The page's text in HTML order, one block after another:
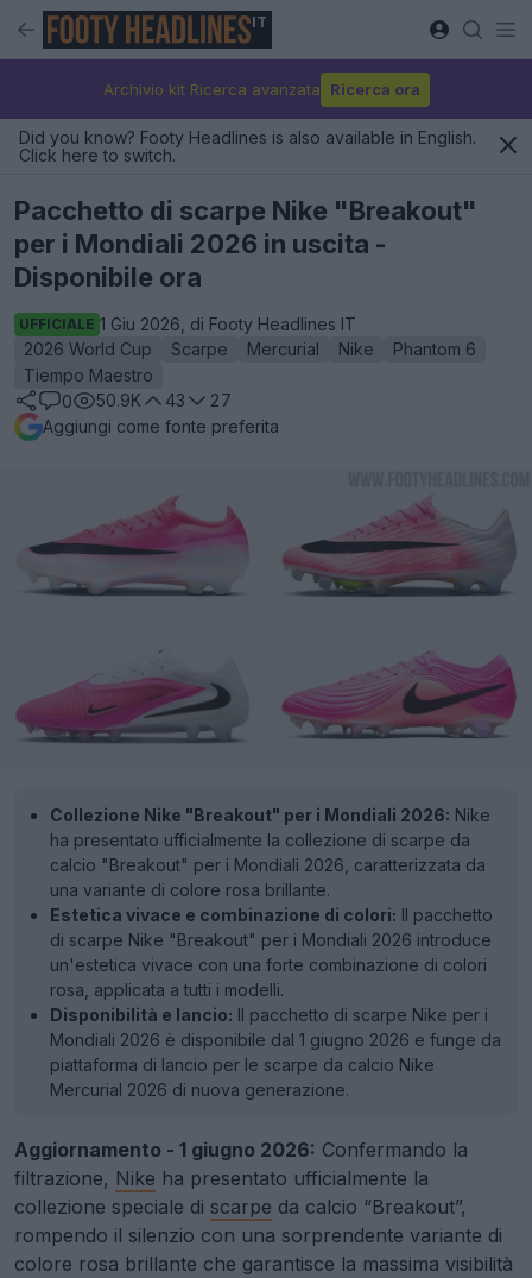
IT
Archivio kit Ricerca avanzata Ricerca ora
Did you know? Footy Headlines is also available in English.
Click here to switch.
Pacchetto di scarpe Nike "Breakout"
per i Mondiali 2026 in uscita -
Disponibile ora
UFFICIALE 1 Giu 2026, di Footy Headlines IT
2026 World Cup
Scarpe Mercurial Nike
Phantom 6
Tiempo Maestro
0
50.9K 43
27
Aggiungi come fonte preferita
Collezione Nike "Breakout" per i Mondiali 2026: Nike
ha presentato ufficialmente la collezione di scarpe da
calcio "Breakout" per i Mondiali 2026, caratterizzata da
una variante di colore rosa brillante.
Estetica vivace e combinazione di colori: Il pacchetto
di scarpe Nike "Breakout" per i Mondiali 2026 introduce
un'estetica vivace con una forte combinazione di colori
rosa, applicata a tutti i modelli.
Disponibilità e lancio: Il pacchetto di scarpe Nike per i
Mondiali 2026 è disponibile dal 1 giugno 2026 e funge da
piattaforma di lancio per le scarpe da calcio Nike
Mercurial 2026 di nuova generazione.
Aggiornamento - 1 giugno 2026: Confermando la
filtrazione, Nike ha presentato ufficialmente la
collezione speciale di scarpe da calcio “Breakout”,
rompendo il silenzio con una sorprendente variante di
colore rosa brillante che garantisce la massima visibilità